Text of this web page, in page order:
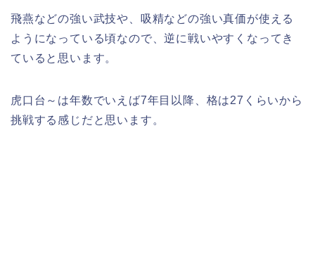
飛燕などの強い武技や、吸精などの強い真価が使える
ようになっている頃なので、逆に戦いやすくなってき
ていると思います。
虎口台～は年数でいえば7年目以降、格は27くらいから
挑戦する感じだと思います。